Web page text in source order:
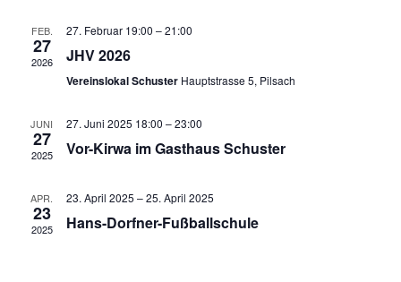
FEB.
27
2026
27. Februar 19:00 –21:00
JHV 2026
Vereinslokal Schuster Hauptstrasse 5, Pilsach
JUNI
27
2025
27. Juni 2025 18:00 –23:00
Vor-Kirwa im Gasthaus Schuster
APR.
23
2025
23. April 2025 –25. April 2025
Hans-Dorfner-Fußballschule